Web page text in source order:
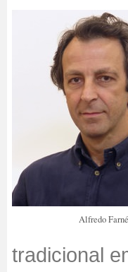
Alfredo Farné
tradicional